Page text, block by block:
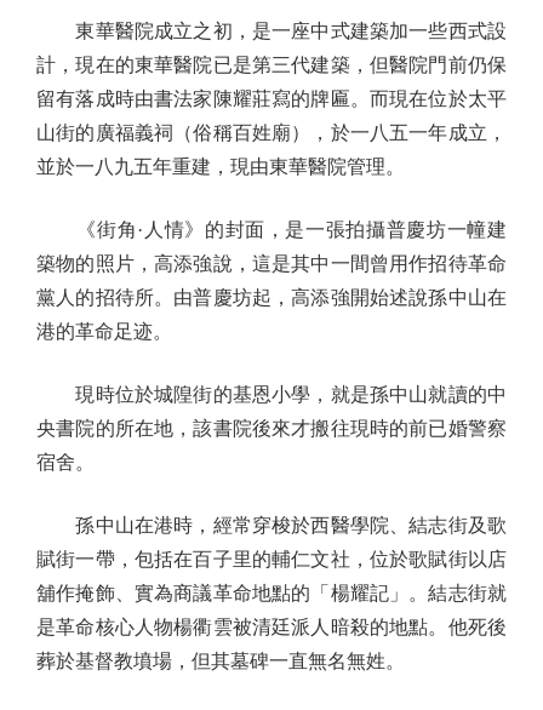
東華醫院成立之初，是一座中式建築加一些西式設
計，現在的東華醫院已是第三代建築，但醫院門前仍保
留有落成時由書法家陳耀莊寫的牌匾。而現在位於太平
山街的廣福義祠（俗稱百姓廟），於一八五一年成立，
並於一八九五年重建，現由東華醫院管理。
《街角·人情》的封面，是一張拍攝普慶坊一幢建
築物的照片，高添強說，這是其中一間曾用作招待革命
黨人的招待所。由普慶坊起，高添強開始述說孫中山在
港的革命足迹。
現時位於城隍街的基恩小學，就是孫中山就讀的中
央書院的所在地，該書院後來才搬往現時的前已婚警察
宿舍。
孫中山在港時，經常穿梭於西醫學院、結志街及歌
賦街一帶，包括在百子里的輔仁文社，位於歌賦街以店
舖作掩飾、實為商議革命地點的「楊耀記」。結志街就
是革命核心人物楊衢雲被清廷派人暗殺的地點。他死後
葬於基督教墳場，但其墓碑一直無名無姓。